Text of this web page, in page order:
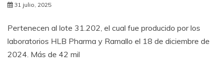
31 julio, 2025
Pertenecen al lote 31.202, el cual fue producido por los
laboratorios HLB Pharma y Ramallo el 18 de diciembre de
2024. Más de 42 mil